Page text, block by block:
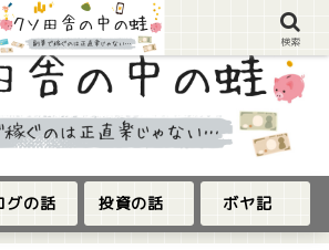
グの話 投資の話 ボヤ記
検索